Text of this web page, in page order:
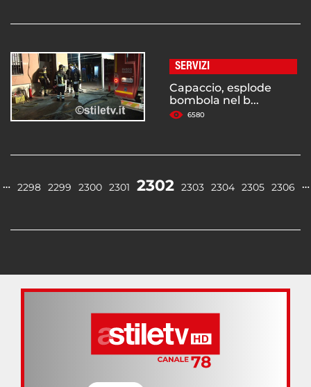
SERVIZI
Capaccio, esplode
bombola nel b...
6580
… 2298 2299 2300 2301 2302 2303 2304 2305 2306 …